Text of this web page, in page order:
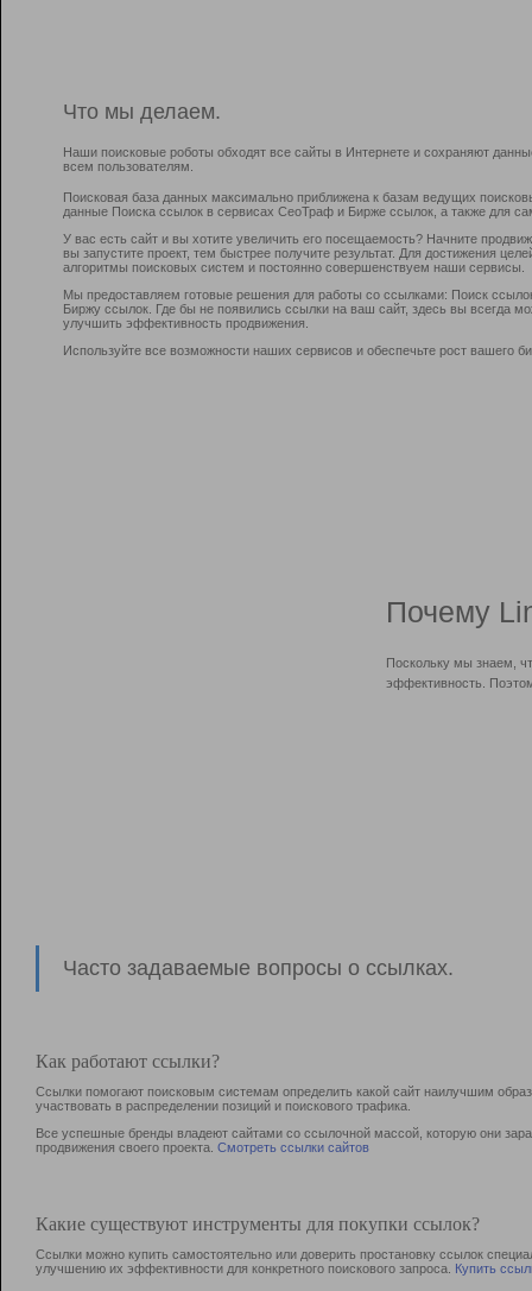
Что мы делаем.
Наши поисковые роботы обходят все сайты в Интернете и сохраняют
всем пользователям.
Поисковая база данных максимально приближена к базам ведущих
данные Поиска ссылок в сервисах СеоТраф и Бирже ссылок, а также для
У вас есть сайт и вы хотите увеличить его посещаемость? Начните
вы запустите проект, тем быстрее получите результат. Для достижения
алгоритмы поисковых систем и постоянно совершенствуем наши сервисы.
Мы предоставляем готовые решения для работы со ссылками: Поиск
Биржу ссылок. Где бы не появились ссылки на ваш сайт, здесь вы всегда
улучшить эффективность продвижения.
Используйте все возможности наших сервисов и обеспечьте рост вашего
Почему
Поскольку мы знаем,
эффективность.
Часто задаваемые вопросы о ссылках.
Как работают ссылки?
Ссылки помогают поисковым системам определить какой сайт наилучшим
участвовать в раcпределении позиций и поискового трафика.
Все успешные бренды владеют сайтами со ссылочной массой, которую они
продвижения своего проекта. Смотреть ссылки сайтов
Какие существуют инструменты для покупки ссылок?
Ссылки можно купить самостоятельно или доверить простановку ссылок
улучшению их эффективности для конкретного поискового запроса. Купить